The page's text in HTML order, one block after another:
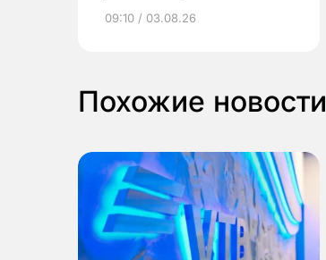
выиграть призы
09:10 / 03.08.26
Похожие новости